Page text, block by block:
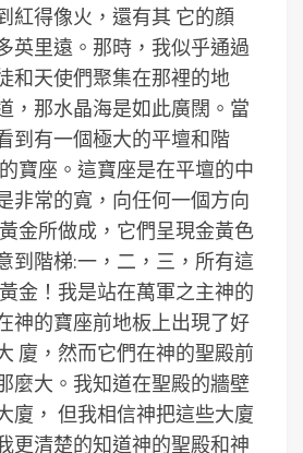
紅得像火，還有其 它的顔
英里遠。那時，我似乎通過
和天使們聚集在那裡的地
，那水晶海是如此廣闊。當
到有一個極大的平壇和階
寶座。這寶座是在平壇的中
非常的寬，向任何一個方向
金所做成，它們呈現金黃色
到階梯:一，二，三，所有這
金！我是站在萬軍之主神的
神的寶座前地板上出現了好
廈，然而它們在神的聖殿前
麼大。我知道在聖殿的牆壁
廈， 但我相信神把這些大廈
更清楚的知道神的聖殿和神